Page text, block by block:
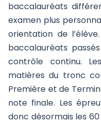
baccalauréats
examen plus
orientation de
baccalauréats
contrôle continu.
matières du tronc
Première et de
note finale. Les
donc désormais les